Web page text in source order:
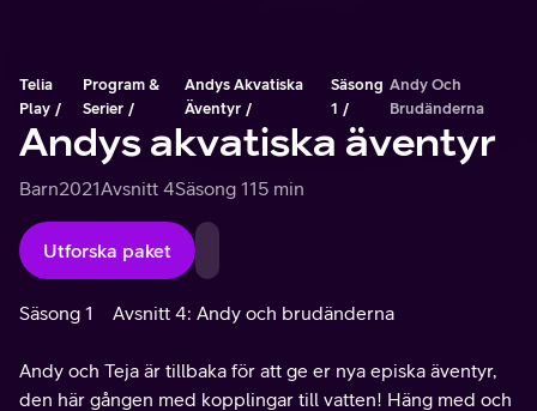
Telia
Play
Program &
Serier
Andys Akvatiska
Äventyr
Säsong
1
Andy Och
Brudänderna
Andys akvatiska äventyr
Barn2021Avsnitt 4Säsong 115 min
Utforska paket
Säsong 1 Avsnitt 4: Andy och brudänderna
Andy och Teja är tillbaka för att ge er nya episka äventyr,
den här gången med kopplingar till vatten! Häng med och